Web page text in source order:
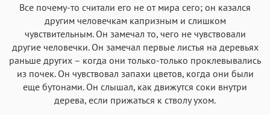
Все почему-то считали его не от мира сего; он казался
другим человечкам капризным и слишком
чувствительным. Он замечал то, чего не чувствовали
другие человечки. Он замечал первые листья на деревьях
раньше других – когда они только-только проклевывались
из почек. Он чувствовал запахи цветов, когда они были
еще бутонами. Он слышал, как движутся соки внутри
дерева, если прижаться к стволу ухом.